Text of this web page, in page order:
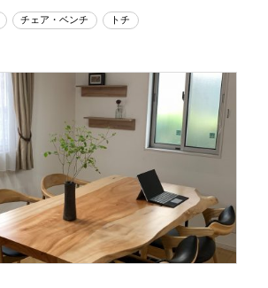
チェア・ベンチ トチ